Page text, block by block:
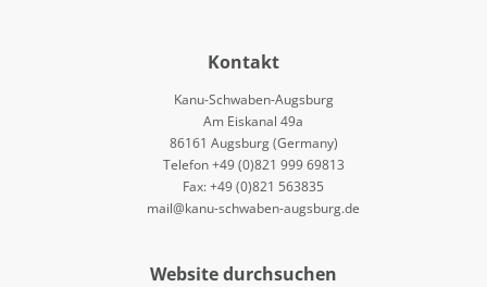
Kontakt
Kanu-Schwaben-Augsburg
Am Eiskanal 49a
86161 Augsburg (Germany)
Telefon +49 (0)821 999 69813
Fax: +49 (0)821 563835
mail@kanu-schwaben-augsburg.de
Website durchsuchen